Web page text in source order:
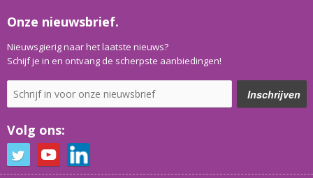
Onze nieuwsbrief.
Nieuwsgierig naar het laatste nieuws?
Schijf je in en ontvang de scherpste aanbiedingen!
Volg ons: